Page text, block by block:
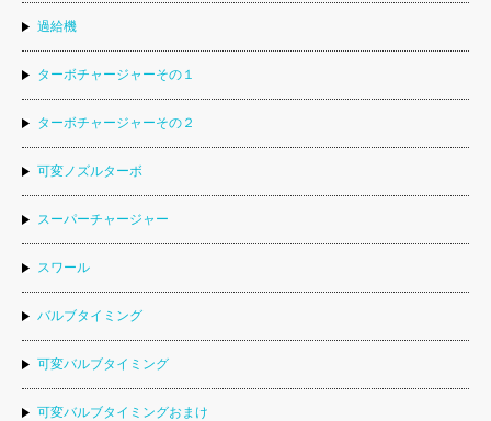
過給機
ターボチャージャーその１
ターボチャージャーその２
可変ノズルターボ
スーパーチャージャー
スワール
バルブタイミング
可変バルブタイミング
可変バルブタイミングおまけ